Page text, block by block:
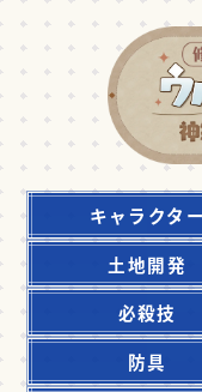
キャラクター
土地開発
必殺技
防具